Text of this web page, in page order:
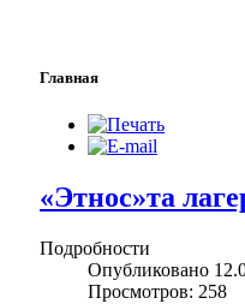
Главная
«Этнос»та
Подробности
Опубликовано
Просмотров: 258